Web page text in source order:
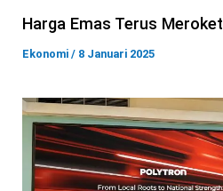
Harga Emas Terus Meroket
Ekonomi / 8 Januari 2025